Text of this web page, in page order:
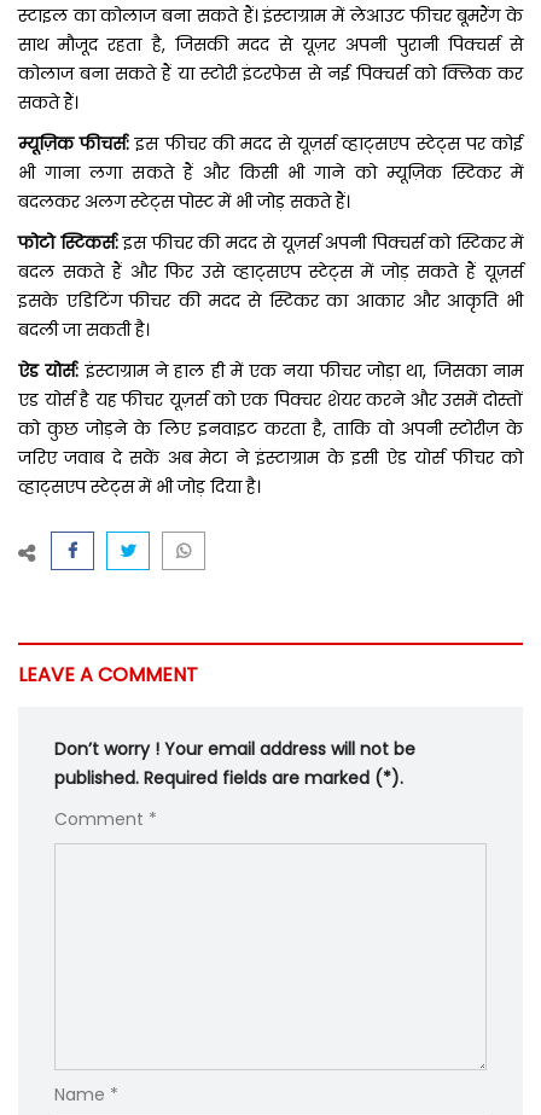
स्टाइल का कोलाज बना सकते हैं। इंस्टाग्राम में लेआउट फीचर बूमरैंग के
साथ मौजूद रहता है, जिसकी मदद से यूज़र अपनी पुरानी पिक्चर्स से
कोलाज बना सकते हैं या स्टोरी इंटरफेस से नई पिक्चर्स को क्लिक कर
सकते हैं।
म्यूज़िक फीचर्स: इस फीचर की मदद से यूज़र्स व्हाट्सएप स्टेट्स पर कोई
भी गाना लगा सकते हैं और किसी भी गाने को म्यूज़िक स्टिकर में
बदलकर अलग स्टेट्स पोस्ट में भी जोड़ सकते हैं।
फोटो स्टिकर्स:इस फीचर की मदद से यूज़र्स अपनी पिक्चर्स को स्टिकर में
बदल सकते हैं और फिर उसे व्हाट्सएप स्टेट्स में जोड़ सकते हैं यूज़र्स
इसके एडिटिंग फीचर की मदद से स्टिकर का आकार और आकृति भी
बदली जा सकती है।
ऐड योर्स:इंस्टाग्राम ने हाल ही में एक नया फीचर जोड़ा था, जिसका नाम
एड योर्स है यह फीचर यूज़र्स को एक पिक्चर शेयर करने और उसमें दोस्तों
को कुछ जोड़ने के लिए इनवाइट करता है, ताकि वो अपनी स्टोरीज़ के
जरिए जवाब दे सकें अब मेटा ने इंस्टाग्राम के इसी ऐड योर्स फीचर को
व्हाट्सएप स्टेट्स में भी जोड़ दिया है।
LEAVE A COMMENT
Don’t worry ! Your email address will not be
published. Required fields are marked (*).
Comment *
Name *